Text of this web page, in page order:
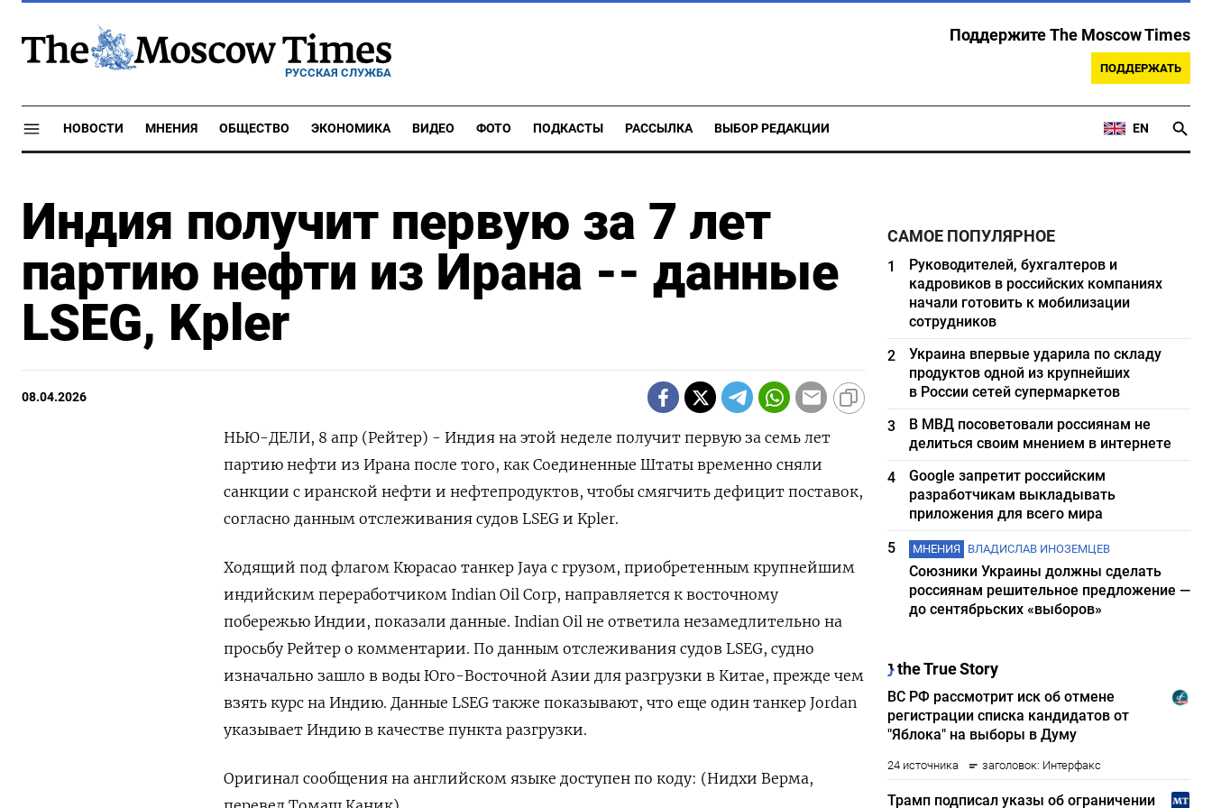
РУССКАЯ СЛУЖБА
Поддержите The Moscow Times
ПОДДЕРЖАТЬ
НОВОСТИ МНЕНИЯ ОБЩЕСТВО ЭКОНОМИКА ВИДЕО ФОТО ПОДКАСТЫ РАССЫЛКА ВЫБОР РЕДАКЦИИ EN
Индия получит первую за 7 лет
партию нефти из Ирана -- данные
LSEG, Kpler
08.04.2026
НЬЮ-ДЕЛИ, 8 апр (Рейтер) - Индия на этой неделе получит первую за семь ‌лет
партию нефти из Ирана после того, как Соединенные Штаты временно ​сняли
санкции ​с ​иранской нефти ⁠и нефтепродуктов, чтобы ‌смягчить дефицит поставок,
‌согласно данным отслеживания судов LSEG и Kpler.
Ходящий ​под флагом Кюрасао ‌танкер Jaya с грузом, приобретенным ​крупнейшим
индийским переработчиком Indian Oil Corp, ‌направляется к восточному
побережью Индии, показали данные. Indian Oil не ​ответила незамедлительно ​на
‌просьбу Рейтер о комментарии. По данным отслеживания ​судов LSEG, судно
изначально зашло в воды Юго-Восточной Азии для разгрузки в Китае, прежде чем
взять курс на Индию. Данные LSEG ​также показывают, ⁠что еще один танкер Jordan
указывает Индию ‌в качестве пункта разгрузки.
Оригинал ‌сообщения на английском языке доступен ​по коду: (Нидхи Верма,
САМОЕ ПОПУЛЯРНОЕ
1
Руководителей, бухгалтеров и
кадровиков в российских компаниях
начали готовить к мобилизации
сотрудников
2
Украина впервые ударила по складу
продуктов одной из крупнейших
в России сетей супермаркетов
3
В МВД посоветовали россиянам не
делиться своим мнением в интернете
4
Google запретит российским
разработчикам выкладывать
приложения для всего мира
5
МНЕНИЯ ВЛАДИСЛАВ ИНОЗЕМЦЕВ
Союзники Украины должны сделать
россиянам решительное предложение —
до сентябрьских «выборов»